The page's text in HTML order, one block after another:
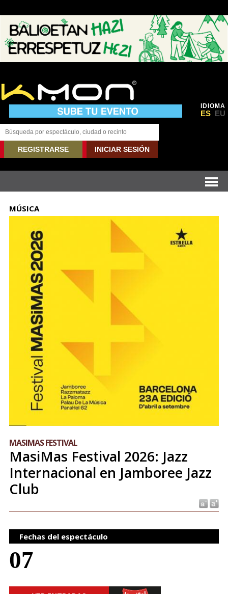
IDIOMA
ES EU
REGISTRARSE INICIAR SESIÓN
MÚSICA
MASIMAS FESTIVAL
MasiMas Festival 2026: Jazz
Internacional en Jamboree Jazz
Club
Fechas del espectáculo
07